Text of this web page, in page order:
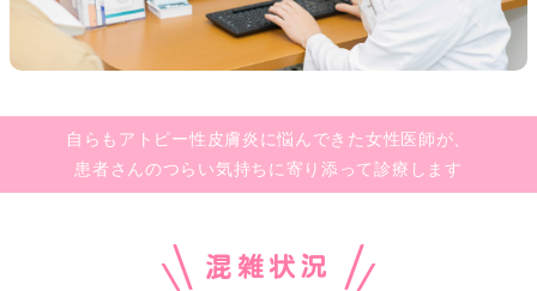
自らもアトピー性皮膚炎に悩んできた女性医師が、
患者さんのつらい気持ちに寄り添って診療します
混雑状況